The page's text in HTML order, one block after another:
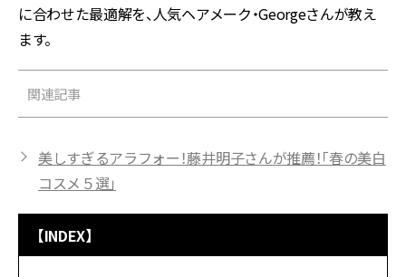
に合わせた最適解を、人気ヘアメーク・Georgeさんが教え
ます。
関連記事
美しすぎるアラフォー！藤井明子さんが推薦！「春の美白
コスメ５選」
【INDEX】